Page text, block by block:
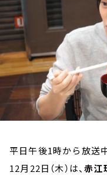
平日午後1時から放送
12月22日（木）は、赤江